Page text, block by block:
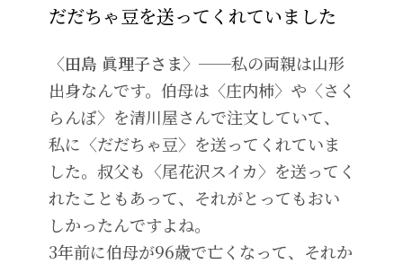
だだちゃ豆を送ってくれていました
〈田島 眞理子さま〉──私の両親は山形
出身なんです。伯母は〈庄内柿〉や〈さく
らんぼ〉を清川屋さんで注文していて、
私に〈だだちゃ豆〉を送ってくれていま
した。叔父も〈尾花沢スイカ〉を送ってく
れたこともあって、それがとってもおい
しかったんですよね。
3年前に伯母が96歳で亡くなって、それか